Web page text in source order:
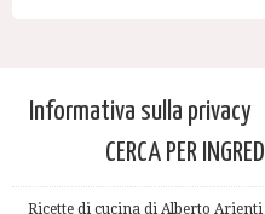
Informativa sulla privacy
CERCA PER
Ricette di cucina di Alberto